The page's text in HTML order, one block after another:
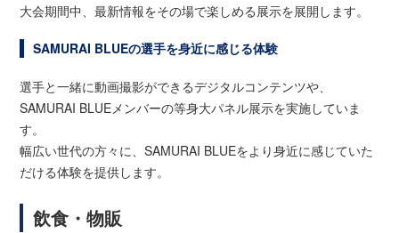
大会期間中、最新情報をその場で楽しめる展示を展開します。
SAMURAI BLUEの選手を身近に感じる体験
選手と一緒に動画撮影ができるデジタルコンテンツや、
SAMURAI BLUEメンバーの等身大パネル展示を実施していま
す。
幅広い世代の方々に、SAMURAI BLUEをより身近に感じていた
だける体験を提供します。
飲食・物販